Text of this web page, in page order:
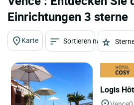
Einrichtungen 3 sterne
Karte Sortieren nach
Logis